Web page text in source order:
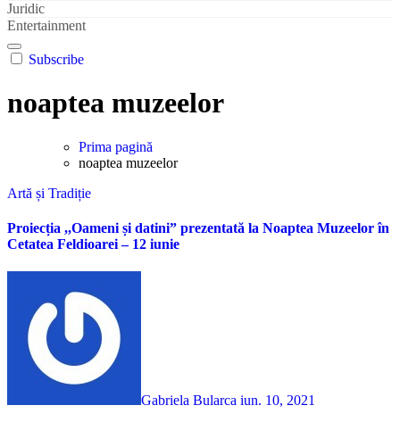
Juridic
Entertainment
Subscribe
noaptea muzeelor
Prima pagină
noaptea muzeelor
Artă și Tradiție
Proiecția ,,Oameni și datini” prezentată la Noaptea Muzeelor în
Cetatea Feldioarei – 12 iunie
Gabriela Bularca iun. 10, 2021